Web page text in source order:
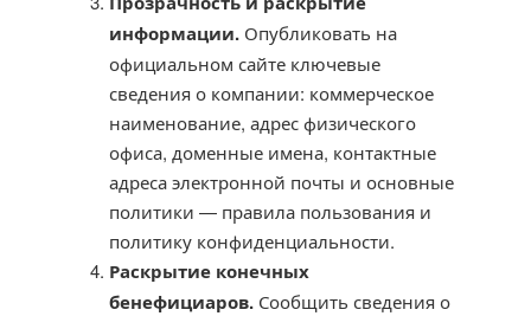
информации. Опубликовать на
официальном сайте ключевые
сведения о компании: коммерческое
наименование, адрес физического
офиса, доменные имена, контактные
адреса электронной почты и основные
политики — правила пользования и
политику конфиденциальности.
Раскрытие конечных
бенефициаров. Сообщить сведения о